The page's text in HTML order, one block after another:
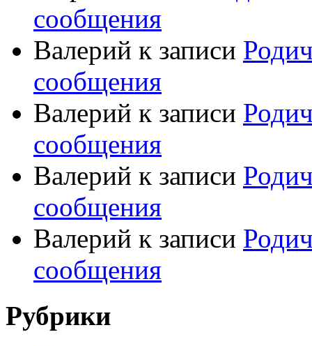
сообщения
Валерий к записи
сообщения
Валерий к записи
сообщения
Валерий к записи
сообщения
Валерий к записи
сообщения
Рубрики